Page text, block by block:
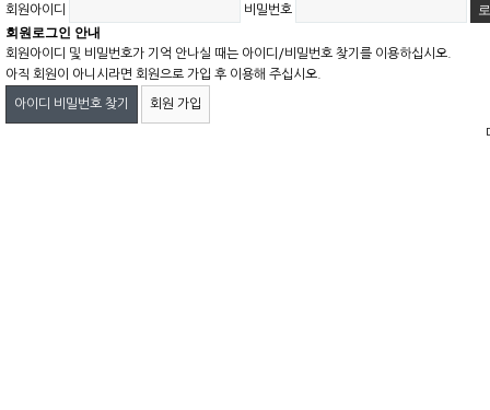
회원아이디 비밀번호
회원로그인 안내
회원아이디 및 비밀번호가 기억 안나실 때는 아이디/비밀번호 찾기를 이용하십시오.
아직 회원이 아니시라면 회원으로 가입 후 이용해 주십시오.
아이디 비밀번호 찾기 회원 가입